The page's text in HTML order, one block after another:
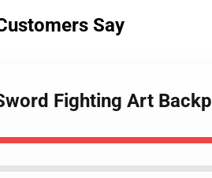
Say
Fighting Art